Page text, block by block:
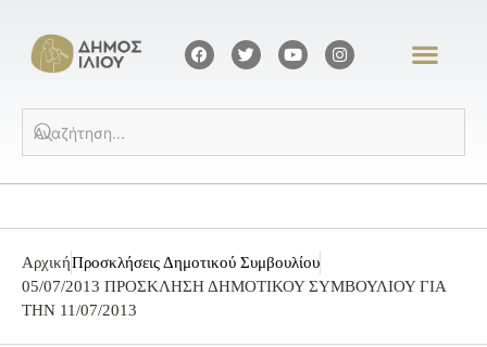
ΑρχικήΠροσκλήσεις Δημοτικού Συμβουλίου
05/07/2013 ΠΡΟΣΚΛΗΣΗ ΔΗΜΟΤΙΚΟΥ ΣΥΜΒΟΥΛΙΟΥ ΓΙΑ
ΤΗΝ 11/07/2013